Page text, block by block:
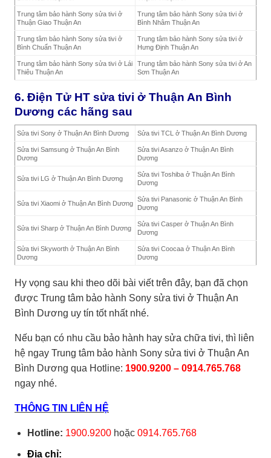
Trung tâm bảo hành Sony sửa tivi ở
Thuận Giao Thuận An
Trung tâm bảo hành Sony sửa tivi ở
Bình Nhâm Thuận An
Trung tâm bảo hành Sony sửa tivi ở
Bình Chuẩn Thuận An
Trung tâm bảo hành Sony sửa tivi ở
Hưng Định Thuận An
Trung tâm bảo hành Sony sửa tivi ở Lái
Thiêu Thuận An
Trung tâm bảo hành Sony sửa tivi ở An
Sơn Thuận An
6. Điện Tử HT sửa tivi ở Thuận An Bình
Dương các hãng sau
Sửa tivi Sony ở Thuận An Bình Dương Sửa tivi TCL ở Thuận An Bình Dương
Sửa tivi Samsung ở Thuận An Bình
Dương
Sửa tivi Asanzo ở Thuận An Bình
Dương
Sửa tivi LG ở Thuận An Bình Dương
Sửa tivi Toshiba ở Thuận An Bình
Dương
Sửa tivi Xiaomi ở Thuận An Bình Dương
Sửa tivi Panasonic ở Thuận An Bình
Dương
Sửa tivi Sharp ở Thuận An Bình Dương
Sửa tivi Casper ở Thuận An Bình
Dương
Sửa tivi Skyworth ở Thuận An Bình
Dương
Sửa tivi Coocaa ở Thuận An Bình
Dương
Hy vọng sau khi theo dõi bài viết trên đây, bạn đã chọn
được Trung tâm bảo hành Sony sửa tivi ở Thuận An
Bình Dương uy tín tốt nhất nhé.
Nếu bạn có nhu cầu bảo hành hay sửa chữa tivi, thì liên
hệ ngay Trung tâm bảo hành Sony sửa tivi ở Thuận An
Bình Dương qua Hotline: 1900.9200 – 0914.765.768
ngay nhé.
THÔNG TIN LIÊN HỆ
Hotline: 1900.9200hoặc 0914.765.768
Địa chỉ: